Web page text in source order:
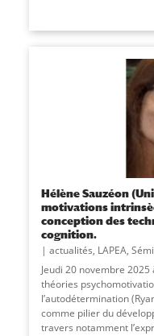
Hélène Sauzéon
motivations
conception des
cognition.
actualités, LAPEA,
Jeudi 20 novembre
théories
l’autodétermination
comme pilier du
travers notamment